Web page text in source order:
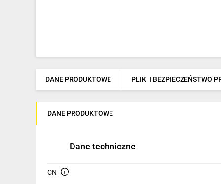
DANE PRODUKTOWE PLIKI I BEZPIECZEŃSTWO
DANE PRODUKTOWE
Dane techniczne
CN